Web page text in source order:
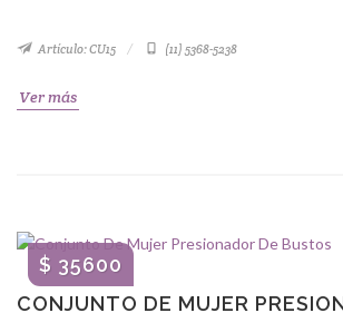
Artículo: CU15 (11) 5368-5238
Ver más
CONJUNTO DE MUJER
$ 35600